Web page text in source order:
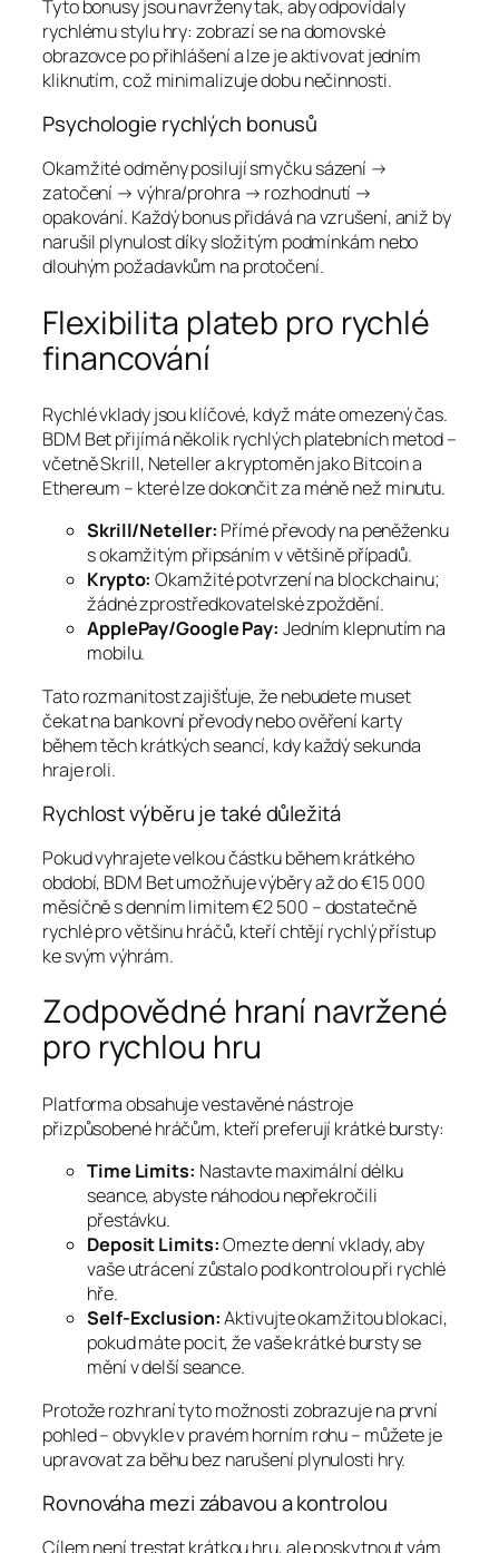
Tyto bonusy jsou navrženy tak, aby odpovídaly
rychlému stylu hry: zobrazí se na domovské
obrazovce po přihlášení a lze je aktivovat jedním
kliknutím, což minimalizuje dobu nečinnosti.
Psychologie rychlých bonusů
Okamžité odměny posilují smyčku sázení →
zatočení → výhra/prohra → rozhodnutí →
opakování. Každý bonus přidává na vzrušení, aniž by
narušil plynulost díky složitým podmínkám nebo
dlouhým požadavkům na protočení.
Flexibilita plateb pro rychlé
financování
Rychlé vklady jsou klíčové, když máte omezený čas.
BDM Bet přijímá několik rychlých platebních metod –
včetně Skrill, Neteller a kryptoměn jako Bitcoin a
Ethereum – které lze dokončit za méně než minutu.
Skrill/Neteller: Přímé převody na peněženku
s okamžitým připsáním v většině případů.
Krypto: Okamžité potvrzení na blockchainu;
žádné zprostředkovatelské zpoždění.
ApplePay/Google Pay: Jedním klepnutím na
mobilu.
Tato rozmanitost zajišťuje, že nebudete muset
čekat na bankovní převody nebo ověření karty
během těch krátkých seancí, kdy každý sekunda
hraje roli.
Rychlost výběru je také důležitá
Pokud vyhrajete velkou částku během krátkého
období, BDM Bet umožňuje výběry až do €15 000
měsíčně s denním limitem €2 500 – dostatečně
rychlé pro většinu hráčů, kteří chtějí rychlý přístup
ke svým výhrám.
Zodpovědné hraní navržené
pro rychlou hru
Platforma obsahuje vestavěné nástroje
přizpůsobené hráčům, kteří preferují krátké bursty:
Time Limits: Nastavte maximální délku
seance, abyste náhodou nepřekročili
přestávku.
Deposit Limits:Omezte denní vklady, aby
vaše utrácení zůstalo pod kontrolou při rychlé
hře.
Self‑Exclusion:Aktivujte okamžitou blokaci,
pokud máte pocit, že vaše krátké bursty se
mění v delší seance.
Protože rozhraní tyto možnosti zobrazuje na první
pohled – obvykle v pravém horním rohu – můžete je
upravovat za běhu bez narušení plynulosti hry.
Rovnováha mezi zábavou a kontrolou
Cílem není trestat krátkou hru, ale poskytnout vám